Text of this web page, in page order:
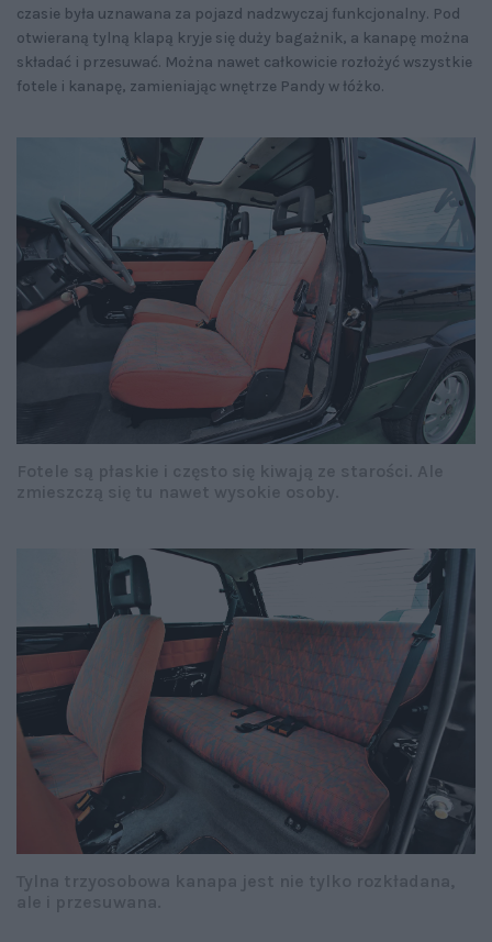
czasie była uznawana za pojazd nadzwyczaj funkcjonalny. Pod
otwieraną tylną klapą kryje się duży bagażnik, a kanapę można
składać i przesuwać. Można nawet całkowicie rozłożyć wszystkie
fotele i kanapę, zamieniając wnętrze Pandy w łóżko.